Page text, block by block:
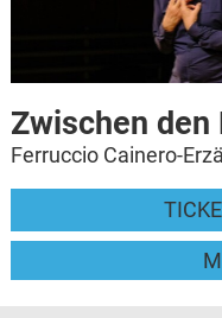
Zwischen den
Ferruccio Cainero-